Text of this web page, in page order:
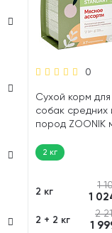
0
Сухой корм
собак средних
пород ZOONIK
2 кг
2 кг
1
1
2 + 2 кг
2
1